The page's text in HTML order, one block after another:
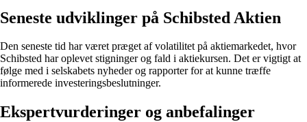
Seneste udviklinger på Schibsted Aktien
Den seneste tid har været præget af volatilitet på aktiemarkedet, hvor
Schibsted har oplevet stigninger og fald i aktiekursen. Det er vigtigt at
følge med i selskabets nyheder og rapporter for at kunne træffe
informerede investeringsbeslutninger.
Ekspertvurderinger og anbefalinger